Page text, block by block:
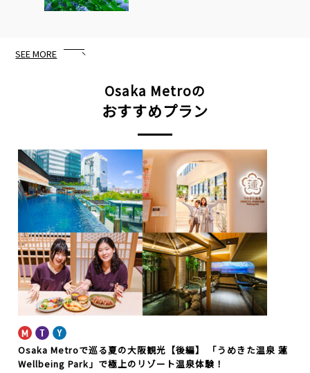
SEE MORE
Osaka Metroの
おすすめプラン
Osaka Metroで巡る夏の大阪観光【後編】
「うめきた温泉 蓮
Wellbeing Park」で極上のリゾート温泉体験！